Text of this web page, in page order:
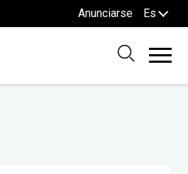
Anunciarse Es